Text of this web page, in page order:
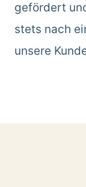
gefördert
stets nach
unsere